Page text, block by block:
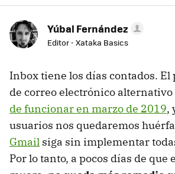
Yúbal Fernández
Editor - Xataka Basics
Inbox tiene los días contados.
de correo electrónico alternativo
de funcionar en marzo de 2019,
usuarios nos quedaremos
Gmail siga sin implementar
Por lo tanto, a pocos días de que